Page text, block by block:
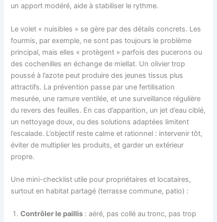
un apport modéré, aide à stabiliser le rythme.
Le volet « nuisibles » se gère par des détails concrets. Les
fourmis, par exemple, ne sont pas toujours le problème
principal, mais elles « protègent » parfois des pucerons ou
des cochenilles en échange de miellat. Un olivier trop
poussé à l’azote peut produire des jeunes tissus plus
attractifs. La prévention passe par une fertilisation
mesurée, une ramure ventilée, et une surveillance régulière
du revers des feuilles. En cas d’apparition, un jet d’eau ciblé,
un nettoyage doux, ou des solutions adaptées limitent
l’escalade. L’objectif reste calme et rationnel : intervenir tôt,
éviter de multiplier les produits, et garder un extérieur
propre.
Une mini-checklist utile pour propriétaires et locataires,
surtout en habitat partagé (terrasse commune, patio) :
Contrôler le paillis : aéré, pas collé au tronc, pas trop